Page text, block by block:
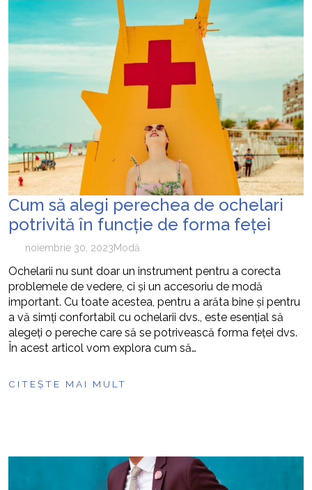
Cum să alegi perechea de ochelari
potrivită în funcție de forma feței
noiembrie 30, 2023Modă
Ochelarii nu sunt doar un instrument pentru a corecta
problemele de vedere, ci și un accesoriu de modă
important. Cu toate acestea, pentru a arăta bine și pentru
a vă simți confortabil cu ochelarii dvs., este esențial să
alegeți o pereche care să se potrivească forma feței dvs.
În acest articol vom explora cum să…
CITEȘTE MAI MULT